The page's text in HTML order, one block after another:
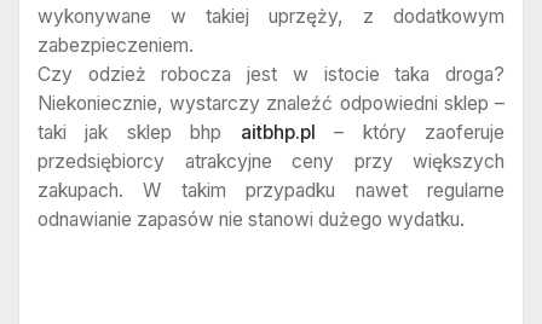
wykonywane w takiej uprzęży, z dodatkowym
zabezpieczeniem.
Czy odzież robocza jest w istocie taka droga?
Niekoniecznie, wystarczy znaleźć odpowiedni sklep –
taki jak sklep bhp aitbhp.pl – który zaoferuje
przedsiębiorcy atrakcyjne ceny przy większych
zakupach. W takim przypadku nawet regularne
odnawianie zapasów nie stanowi dużego wydatku.